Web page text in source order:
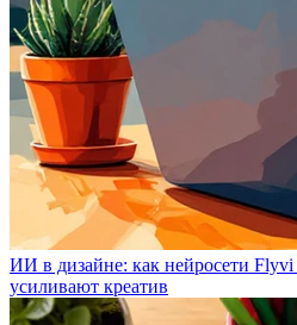
ИИ в дизайне: как нейросети Flyvi
усиливают креатив